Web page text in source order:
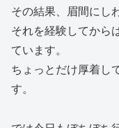
その結果、眉間にし
それを経験してから
ています。
ちょっとだけ厚着し
す。